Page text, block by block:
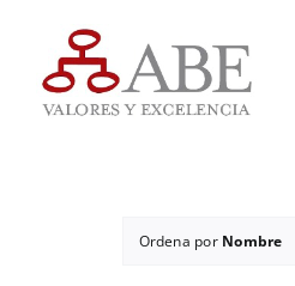
contenido
Ordena por Nombre